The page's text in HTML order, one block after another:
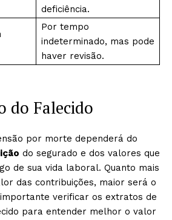
deficiência.
Por tempo
indeterminado, mas pode
haver revisão.
do Falecido
por morte dependerá do
do segurado e dos valores que
de sua vida laboral. Quanto mais
das contribuições, maior será o
verificar os extratos de
para entender melhor o valor